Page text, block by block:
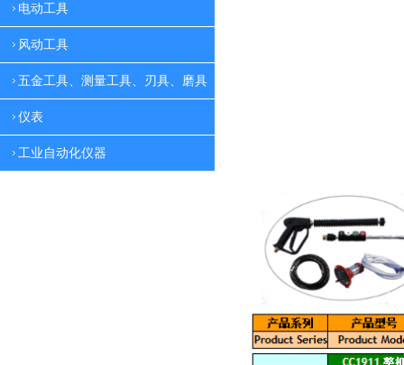
电动工具
风动工具
五金工具、测量工具、刃具、磨具
仪表
工业自动化仪器